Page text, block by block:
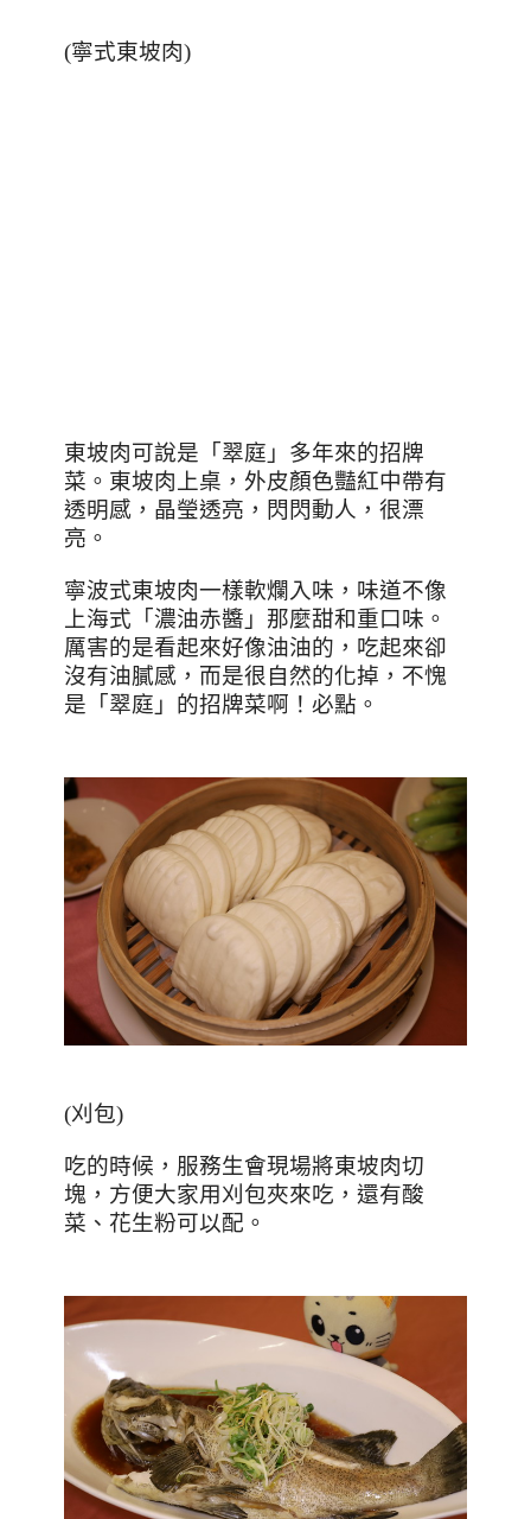
(寧式東坡肉)
東坡肉可說是「翠庭」多年來的招牌
菜。東坡肉上桌，外皮顏色豔紅中帶有
透明感，晶瑩透亮，閃閃動人，很漂
亮。
寧波式東坡肉一樣軟爛入味，味道不像
上海式「濃油赤醬」那麼甜和重口味。
厲害的是看起來好像油油的，吃起來卻
沒有油膩感，而是很自然的化掉，不愧
是「翠庭」的招牌菜啊！必點。
(刈包)
吃的時候，服務生會現場將東坡肉切
塊，方便大家用刈包夾來吃，還有酸
菜、花生粉可以配。